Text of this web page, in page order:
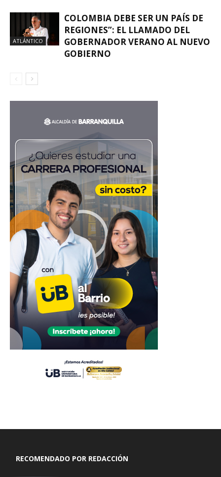
ATLÁNTICO
COLOMBIA DEBE SER UN PAÍS DE
REGIONES”: EL LLAMADO DEL
GOBERNADOR VERANO AL NUEVO
GOBIERNO
RECOMENDADO POR REDACCIÓN